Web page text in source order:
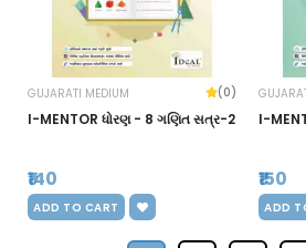
GUJARATI MEDIUM (0)
I-MENTOR ધોરણ - 8 ગણિત સત્ર-2
₹140
ADD TO CART
I-
₹150
ADD